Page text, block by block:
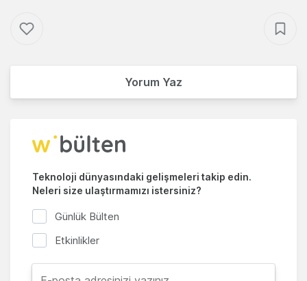
Yorum Yaz
Teknoloji dünyasındaki gelişmeleri takip edin.
Neleri size ulaştırmamızı istersiniz?
Günlük Bülten
Etkinlikler